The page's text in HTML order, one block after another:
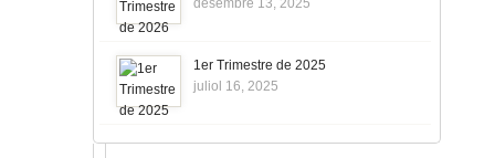
desembre 13, 2025
1er Trimestre de 2025
juliol 16, 2025